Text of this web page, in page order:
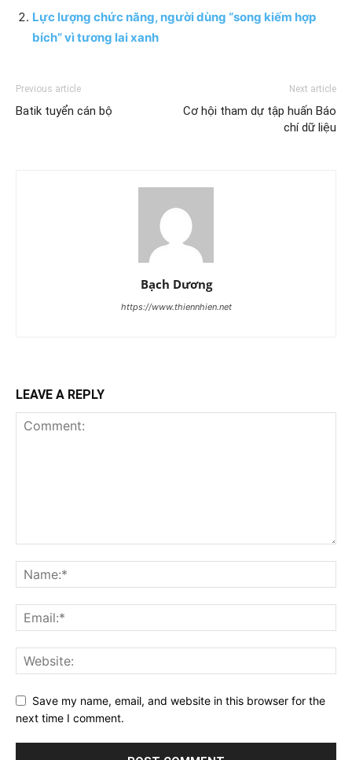
Lực lượng chức năng, người dùng “song kiếm hợp
bích” vì tương lai xanh
Previous article
Batik tuyển cán bộ
Next article
Cơ hội tham dự tập huấn Báo
chí dữ liệu
Bạch Dương
https://www.thiennhien.net
LEAVE A REPLY
Save my name, email, and website in this browser for the
next time I comment.